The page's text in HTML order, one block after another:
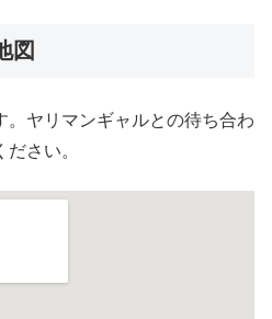
図
。ヤリマンギャルとの待ち合わ
さい。